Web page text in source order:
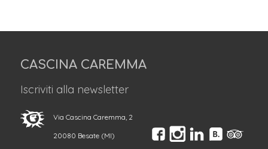
CASCINA CAREMMA
Iscriviti alla newsletter
Via Cascina Caremma, 2
20080 Besate (MI)